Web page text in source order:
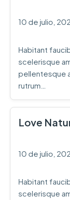
10 de julio,
Habitant
scelerisque
pellentesque
rutrum…
Love
10 de julio,
Habitant
scelerisque